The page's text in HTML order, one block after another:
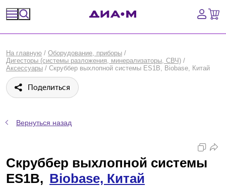
Оборудование, приборы
Расходные материалы, пластик, стекло
Библиотека
На главную / Оборудование, приборы /
Дигесторы (системы разложения, минерализаторы, СВЧ) /
Аксессуары / Скруббер выхлопной системы ES1B, Biobase, Китай
Поделиться
Вернуться назад
Скруббер выхлопной системы
ES1B, Biobase, Китай